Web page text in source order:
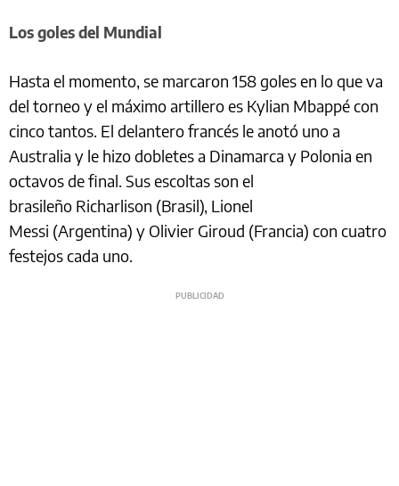
Los goles del Mundial
Hasta el momento, se marcaron 158 goles en lo que va
del torneo y el máximo artillero es Kylian Mbappé con
cinco tantos. El delantero francés le anotó uno a
Australia y le hizo dobletes a Dinamarca y Polonia en
octavos de final. Sus escoltas son el
brasileño Richarlison (Brasil), Lionel
Messi (Argentina) y Olivier Giroud (Francia) con cuatro
festejos cada uno.